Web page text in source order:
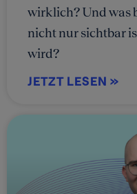
wirklich? Und was
nicht nur sichtbar
wird?
JETZT LESEN »